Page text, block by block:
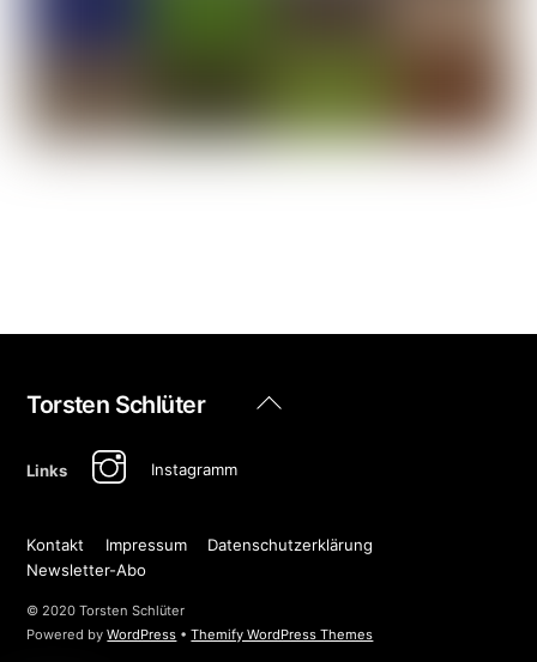
Back
Torsten Schlüter
Links Instagramm
Kontakt Impressum
Datenschutzerklärung
Newsletter-Abo
© 2020 Torsten Schlüter
Powered byWordPress •Themify WordPress Themes